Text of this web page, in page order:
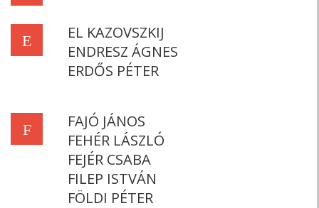
E
EL KAZOVSZKIJ
ENDRESZ ÁGNES
ERDŐS PÉTER
F
FAJÓ JÁNOS
FEHÉR LÁSZLÓ
FEJÉR CSABA
FILEP ISTVÁN
FÖLDI PÉTER